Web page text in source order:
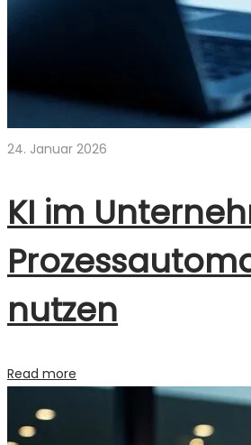
24. Januar 2026
KI im
nutzen
Read more